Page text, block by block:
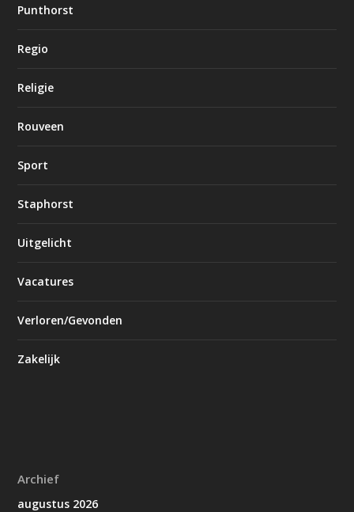
Punthorst
Regio
Religie
Rouveen
Sport
Staphorst
Uitgelicht
Vacatures
Verloren/Gevonden
Zakelijk
Archief
augustus 2026